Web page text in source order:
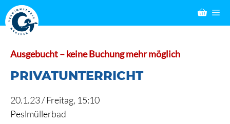
Zum
Inhalt
springen
Ausgebucht – keine Buchung mehr möglich
PRIVATUNTERRICHT
20.1.23 /Freitag, 15:10
Peslmüllerbad